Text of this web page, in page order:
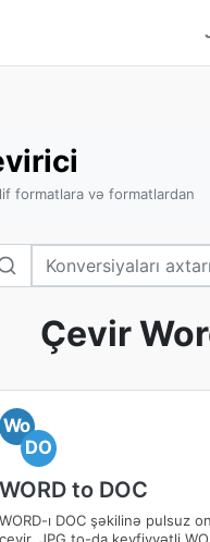
formatlara və formatlardan
Çevir
Wo
DO
WORD to DOC
WORD-ı DOC şəkilinə pulsuz